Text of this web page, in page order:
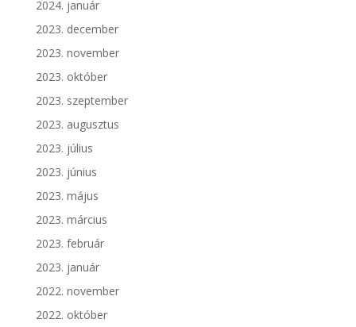
2024. január
2023. december
2023. november
2023. október
2023. szeptember
2023. augusztus
2023. július
2023. június
2023. május
2023. március
2023. február
2023. január
2022. november
2022. október